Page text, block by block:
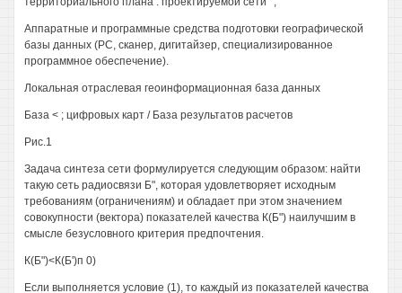
Аппаратные и программные средства подготовки географической
базы данных (РС, сканер, дигитайзер, специализированное
программное обеспечение).
Локальная отраслевая геоинформационная база данных
База < ; цифровых карт / База результатов расчетов
Рис.1
Задача синтеза сети формулируется следующим образом: найти
такую сеть радиосвязи Б", которая удовлетворяет исходным
требованиям (ограничениям) и обладает при этом значением
совокупности (вектора) показателей качества К(Б") наилучшим в
смысле безусловного критерия предпочтения.
К(Б")<К(Б')п 0)
Если выполняется условие (1), то каждый из показателей качества